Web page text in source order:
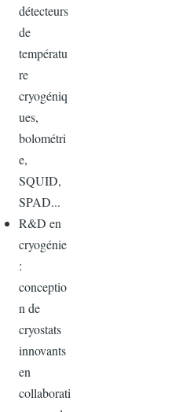
détecteurs
de
températu
re
cryogéniq
ues,
bolométri
e,
SQUID,
SPAD...
R&D en
cryogénie
:
conceptio
n de
cryostats
innovants
en
collaborati